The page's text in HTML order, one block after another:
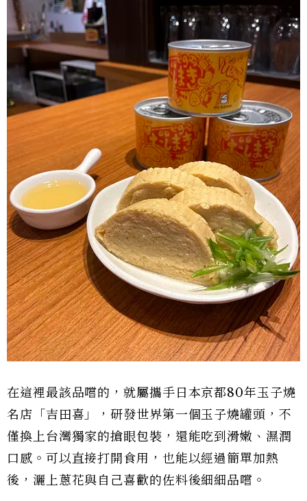
在這裡最該品嚐的，就屬攜手日本京都80年玉子燒
名店「吉田喜」，研發世界第一個玉子燒罐頭，不
僅換上台灣獨家的搶眼包裝，還能吃到滑嫩、濕潤
口感。可以直接打開食用，也能以經過簡單加熱
後，灑上蔥花與自己喜歡的佐料後細細品嚐。